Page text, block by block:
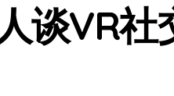
新机抢先震撼亮相！
谈VR社